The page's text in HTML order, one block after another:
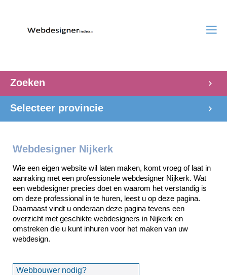
Zoeken
Selecteer provincie
Webdesigner Nijkerk
Wie een eigen website wil laten maken, komt vroeg of laat in
aanraking met een professionele webdesigner Nijkerk. Wat
een webdesigner precies doet en waarom het verstandig is
om deze professional in te huren, leest u op deze pagina.
Daarnaast vindt u onderaan deze pagina tevens een
overzicht met geschikte webdesigners in Nijkerk en
omstreken die u kunt inhuren voor het maken van uw
webdesign.